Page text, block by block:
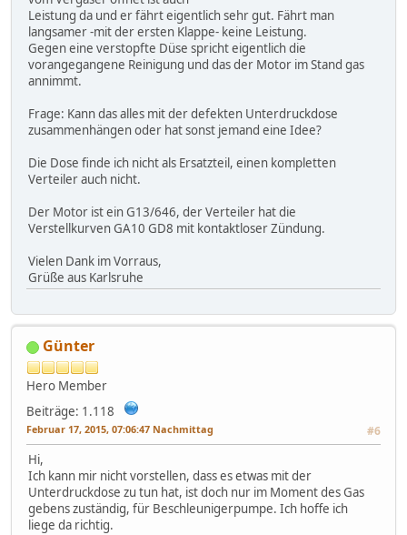
Leistung da und er fährt eigentlich sehr gut. Fährt man
langsamer -mit der ersten Klappe- keine Leistung.
Gegen eine verstopfte Düse spricht eigentlich die
vorangegangene Reinigung und das der Motor im Stand gas
annimmt.
Frage: Kann das alles mit der defekten Unterdruckdose
zusammenhängen oder hat sonst jemand eine Idee?
Die Dose finde ich nicht als Ersatzteil, einen kompletten
Verteiler auch nicht.
Der Motor ist ein G13/646, der Verteiler hat die
Verstellkurven GA10 GD8 mit kontaktloser Zündung.
Vielen Dank im Vorraus,
Grüße aus Karlsruhe
Günter
Hero Member
Beiträge: 1.118
Februar 17, 2015, 07:06:47 Nachmittag #6
Hi,
Ich kann mir nicht vorstellen, dass es etwas mit der
Unterdruckdose zu tun hat, ist doch nur im Moment des Gas
gebens zuständig, für Beschleunigerpumpe. Ich hoffe ich
liege da richtig.